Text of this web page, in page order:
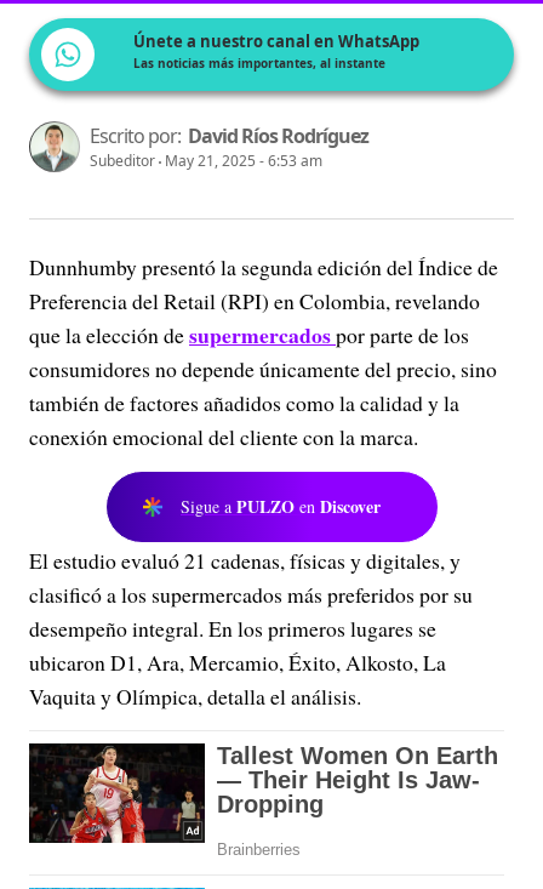
Únete a nuestro canal en WhatsApp
Las noticias más importantes, al instante
Escrito por: David Ríos Rodríguez
Subeditor May 21, 2025 - 6:53 am
Dunnhumby presentó la segunda edición del Índice de
Preferencia del Retail (RPI) en Colombia, revelando
que la elección desupermercadospor parte de los
consumidores no depende únicamente del precio, sino
también de factores añadidos como la calidad y la
conexión emocional del cliente con la marca.
Sigue a PULZO en Discover
El estudio evaluó 21 cadenas, físicas y digitales, y
clasificó a los supermercados más preferidos por su
desempeño integral. En los primeros lugares se
ubicaron D1, Ara, Mercamio, Éxito, Alkosto, La
Vaquita y Olímpica, detalla el análisis.